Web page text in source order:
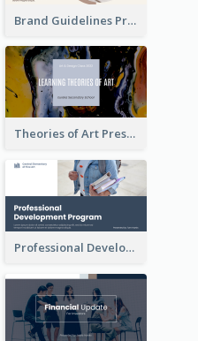
Brand Guidelines Presentation
Theories of Art Presentation
Professional Development Program Presentation